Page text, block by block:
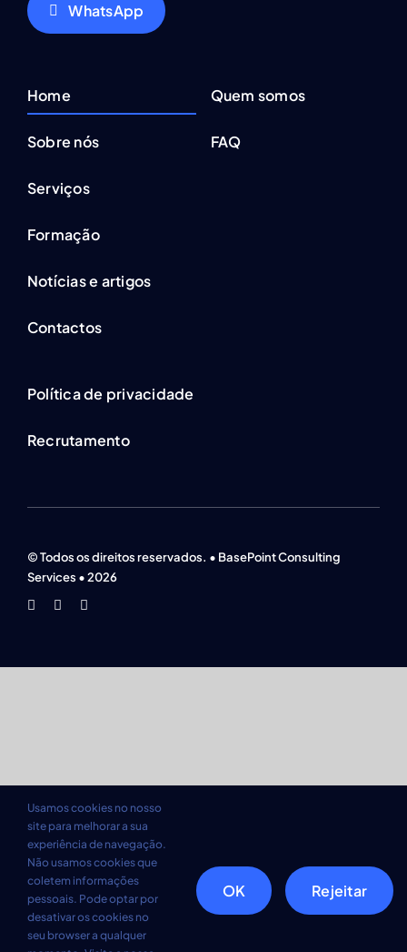
WhatsApp
Home
Sobre nós
Serviços
Formação
Notícias e artigos
Contactos
Quem somos
FAQ
Política de privacidade
Recrutamento
© Todos os direitos reservados. • BasePoint Consulting
Services • 2026
Usamos cookies no nosso
site para melhorar a sua
experiência de navegação.
Não usamos cookies que
coletem informações
pessoais. Pode optar por
desativar os cookies no
seu browser a qualquer
OK Rejeitar